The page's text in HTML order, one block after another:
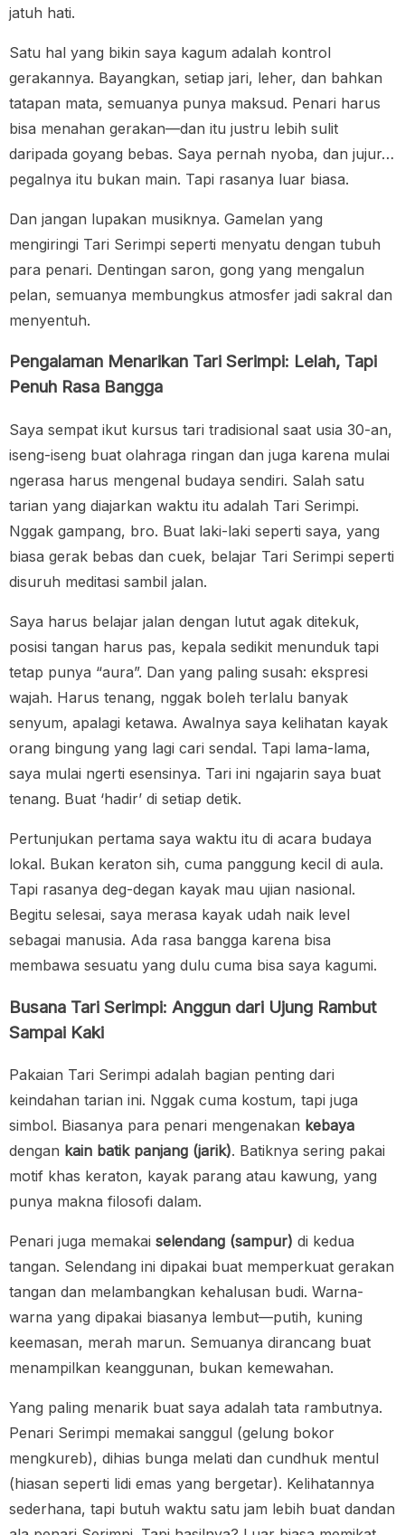
jatuh hati.
Satu hal yang bikin saya kagum adalah kontrol
gerakannya. Bayangkan, setiap jari, leher, dan bahkan
tatapan mata, semuanya punya maksud. Penari harus
bisa menahan gerakan—dan itu justru lebih sulit
daripada goyang bebas. Saya pernah nyoba, dan jujur…
pegalnya itu bukan main. Tapi rasanya luar biasa.
Dan jangan lupakan musiknya. Gamelan yang
mengiringi Tari Serimpi seperti menyatu dengan tubuh
para penari. Dentingan saron, gong yang mengalun
pelan, semuanya membungkus atmosfer jadi sakral dan
menyentuh.
Pengalaman Menarikan Tari Serimpi: Lelah, Tapi
Penuh Rasa Bangga
Saya sempat ikut kursus tari tradisional saat usia 30-an,
iseng-iseng buat olahraga ringan dan juga karena mulai
ngerasa harus mengenal budaya sendiri. Salah satu
tarian yang diajarkan waktu itu adalah Tari Serimpi.
Nggak gampang, bro. Buat laki-laki seperti saya, yang
biasa gerak bebas dan cuek, belajar Tari Serimpi seperti
disuruh meditasi sambil jalan.
Saya harus belajar jalan dengan lutut agak ditekuk,
posisi tangan harus pas, kepala sedikit menunduk tapi
tetap punya “aura”. Dan yang paling susah: ekspresi
wajah. Harus tenang, nggak boleh terlalu banyak
senyum, apalagi ketawa. Awalnya saya kelihatan kayak
orang bingung yang lagi cari sendal. Tapi lama-lama,
saya mulai ngerti esensinya. Tari ini ngajarin saya buat
tenang. Buat ‘hadir’ di setiap detik.
Pertunjukan pertama saya waktu itu di acara budaya
lokal. Bukan keraton sih, cuma panggung kecil di aula.
Tapi rasanya deg-degan kayak mau ujian nasional.
Begitu selesai, saya merasa kayak udah naik level
sebagai manusia. Ada rasa bangga karena bisa
membawa sesuatu yang dulu cuma bisa saya kagumi.
Busana Tari Serimpi: Anggun dari Ujung Rambut
Sampai Kaki
Pakaian Tari Serimpi adalah bagian penting dari
keindahan tarian ini. Nggak cuma kostum, tapi juga
simbol. Biasanya para penari mengenakan kebaya
dengan kain batik panjang (jarik). Batiknya sering pakai
motif khas keraton, kayak parang atau kawung, yang
punya makna filosofi dalam.
Penari juga memakai selendang (sampur) di kedua
tangan. Selendang ini dipakai buat memperkuat gerakan
tangan dan melambangkan kehalusan budi. Warna-
warna yang dipakai biasanya lembut—putih, kuning
keemasan, merah marun. Semuanya dirancang buat
menampilkan keanggunan, bukan kemewahan.
Yang paling menarik buat saya adalah tata rambutnya.
Penari Serimpi memakai sanggul (gelung bokor
mengkureb), dihias bunga melati dan cundhuk mentul
(hiasan seperti lidi emas yang bergetar). Kelihatannya
sederhana, tapi butuh waktu satu jam lebih buat dandan